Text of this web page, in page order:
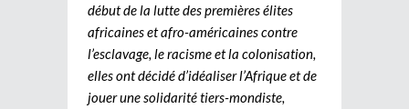
début de la lutte des premières élites
africaines et afro-américaines contre
l’esclavage, le racisme et la colonisation,
elles ont décidé d’idéaliser l’Afrique et de
jouer une solidarité tiers-mondiste,